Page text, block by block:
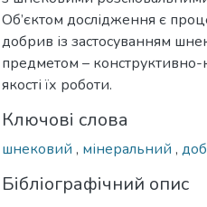
Об’єктом дослідження є
добрив із застосуванням
предметом – конструктивно-
якості їх роботи.
Ключові слова
шнековий , мінеральний ,
Бібліографічний опис